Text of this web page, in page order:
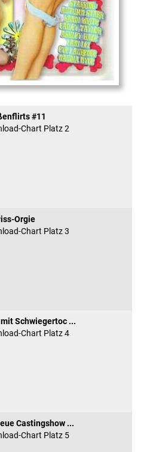
#11
Chart Platz 2
Orgie
Chart Platz 3
Schwiegertoc ...
Chart Platz 4
Castingshow ...
Chart Platz 5